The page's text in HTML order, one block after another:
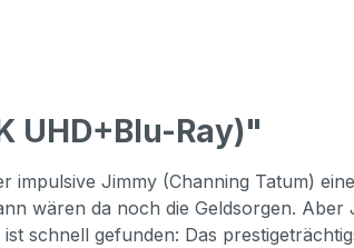
UHD+Blu-Ray)"
Jimmy (Channing Tatum)
wären da noch die Geldsorgen.
schnell gefunden: Das